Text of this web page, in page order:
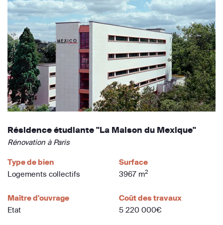
Résidence étudiante "La Maison du Mexique"
Rénovation à Paris
Type de bien
Logements collectifs
Surface
3967 m2
Maître d'ouvrage
Etat
Coût des travaux
5 220 000€